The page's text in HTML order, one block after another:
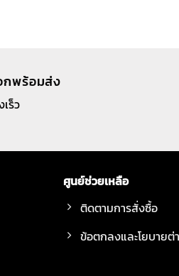
พร้อมส่ง
ร็ว
ศูนย์ช่วยเหลือ
ติดตามการสั่งซื้อ
ข้อตกลงและโยบายต่